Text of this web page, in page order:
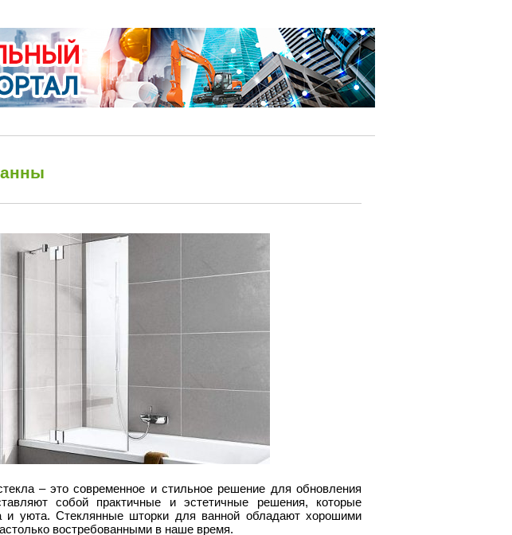
– это современное и стильное решение для обновления
собой практичные и эстетичные решения, которые
и уюта. Стеклянные шторки для ванной обладают хорошими
востребованными в наше время.